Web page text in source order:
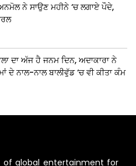
ਨੇ ਸਾਉਣ ਮਹੀਨੇ ‘ਚ ਲਗਾਏ ਪੌਦੇ,
ਦਾ ਅੱਜ ਹੈ ਜਨਮ ਦਿਨ, ਅਦਾਕਾਰਾ ਨੇ
ਦੇ ਨਾਲ-ਨਾਲ ਬਾਲੀਵੁੱਡ ‘ਚ ਵੀ ਕੀਤਾ ਕੰਮ
of global entertainment for